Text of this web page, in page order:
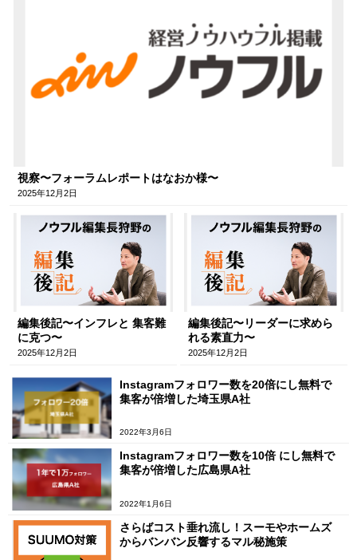
視察〜フォーラムレポートはなおか様〜
2025年12月2日
編集後記〜インフレと 集客難
に克つ〜
2025年12月2日
編集後記〜リーダーに求めら
れる素直力〜
2025年12月2日
Instagramフォロワー数を20倍にし無料で
集客が倍増した埼玉県A社
2022年3月6日
Instagramフォロワー数を10倍 にし無料で
集客が倍増した広島県A社
2022年1月6日
さらばコスト垂れ流し！スーモやホームズ
からバンバン反響するマル秘施策